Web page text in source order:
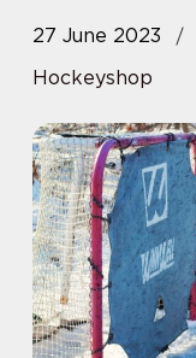
27 June 2023
Hockeyshop